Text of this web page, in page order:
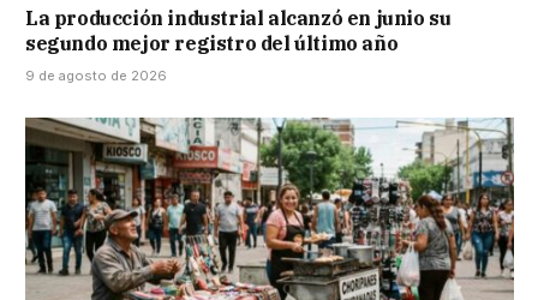
La producción industrial alcanzó en junio su
segundo mejor registro del último año
9 de agosto de 2026